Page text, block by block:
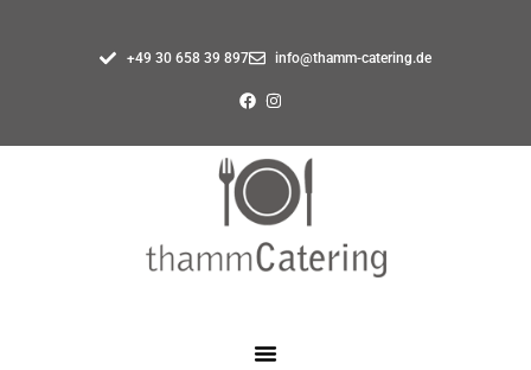
+49 30 658 39 897 info@thamm-catering.de